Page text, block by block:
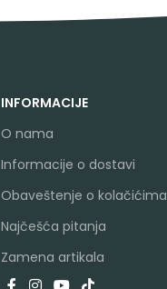
INFORMACIJE
O nama
Informacije o dostavi
Obaveštenje o kolačićima
Najčešća pitanja
Zamena artikala